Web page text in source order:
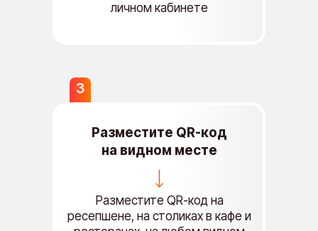
личном кабинете
3
Разместите QR-код
на видном месте
Разместите QR-код на
ресепшене, на столиках в кафе и